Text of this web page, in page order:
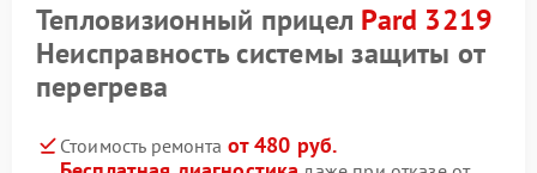
Тепловизионный прицел Pard 3219
Неисправность системы защиты от
перегрева
Стоимость ремонта от 480 руб.